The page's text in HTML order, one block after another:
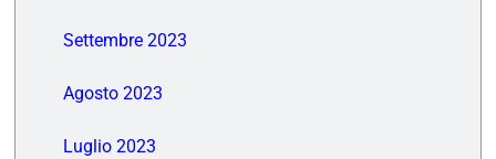
Settembre 2023
Agosto 2023
Luglio 2023